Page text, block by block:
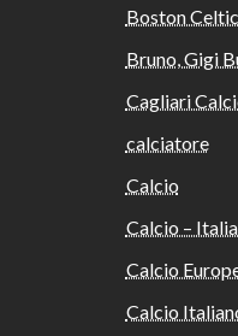
Boston
Bruno, Gigi
Cagliari
calciatore
Calcio
Calcio –
Calcio
Calcio